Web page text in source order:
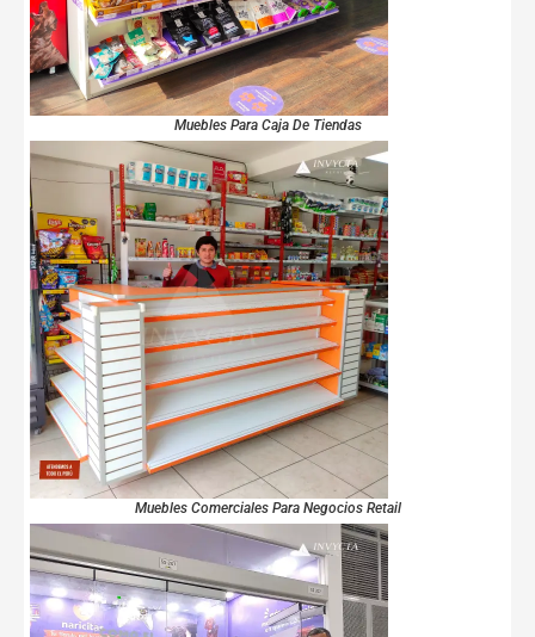
Muebles Para Caja De Tiendas
Muebles Comerciales Para Negocios Retail